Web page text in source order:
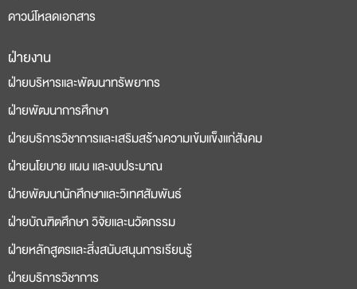
ดาวน์โหลดเอกสาร
deneme
bonusu
casino
siteleri
ฝ่ายงาน
ฝ่ายบริหารและพัฒนาทรัพยากร
ฝ่ายพัฒนาการศึกษา
ฝ่ายบริการวิชาการและเสริมสร้างความเข้มแข็งแก่สังคม
ฝ่ายนโยบาย แผน และงบประมาณ
ฝ่ายพัฒนานักศึกษาและวิเทศสัมพันธ์
ฝ่ายบัณฑิตศึกษา วิจัยและนวัตกรรม
ฝ่ายหลักสูตรและสิ่งสนับสนุนการเรียนรู้
ฝ่ายบริการวิชาการ